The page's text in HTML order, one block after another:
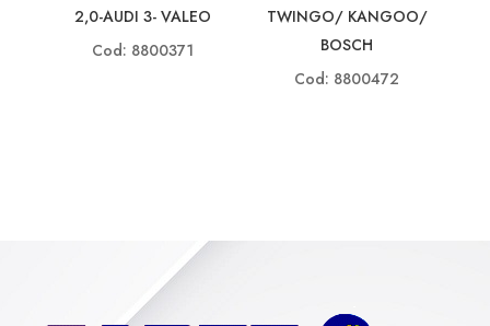
2,0-AUDI 3- VALEO
Cod: 8800371
TWINGO/ KANGOO/
BOSCH
Cod: 8800472